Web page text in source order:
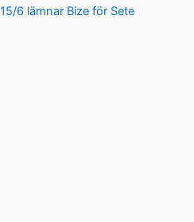
15/6 lämnar Bize för Sete